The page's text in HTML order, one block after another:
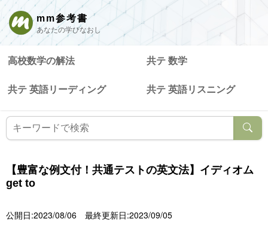
mm参考書
あなたの学びなおし
高校数学の解法 共テ 数学
共テ 英語リーディング 共テ 英語リスニング
【豊富な例文付！共通テストの英文法】イディオム
get to
公開日:2023/08/06 最終更新日:2023/09/05